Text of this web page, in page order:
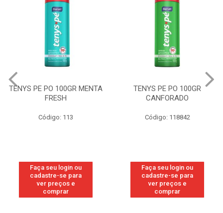
PE PO 100GR MENTA
FRESH
Código: 113
Faça seu login ou
cadastre-se para
ver preços e
comprar
TENYS PE PO 100GR
CANFORADO
Código: 118842
Faça seu login ou
cadastre-se para
ver preços e
comprar